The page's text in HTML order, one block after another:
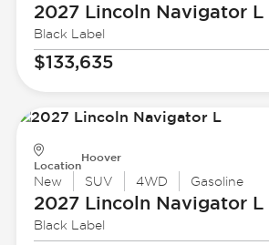
2027 Lincoln Navigator L
Black Label
$133,635
Location
Hoover
New SUV 4WD Gasoline
2027 Lincoln Navigator L
Black Label